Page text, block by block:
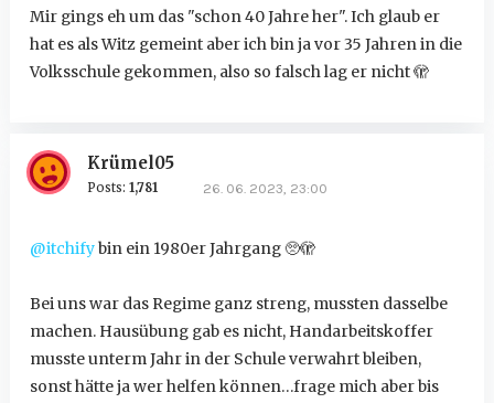
Mir gings eh um das "schon 40 Jahre her". Ich glaub er
hat es als Witz gemeint aber ich bin ja vor 35 Jahren in die
Volksschule gekommen, also so falsch lag er nicht 🫣
Krümel05
Posts: 1,781 26. 06. 2023, 23:00
@itchifybin ein 1980er Jahrgang 🥺🫣
Bei uns war das Regime ganz streng, mussten dasselbe
machen. Hausübung gab es nicht, Handarbeitskoffer
musste unterm Jahr in der Schule verwahrt bleiben,
sonst hätte ja wer helfen können…frage mich aber bis